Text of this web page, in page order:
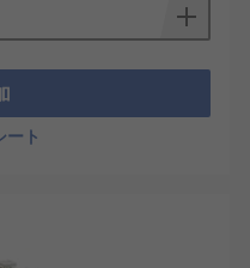
を安定した電圧に
波ノイズを除去
させる。
の変動を抑え、機
ート